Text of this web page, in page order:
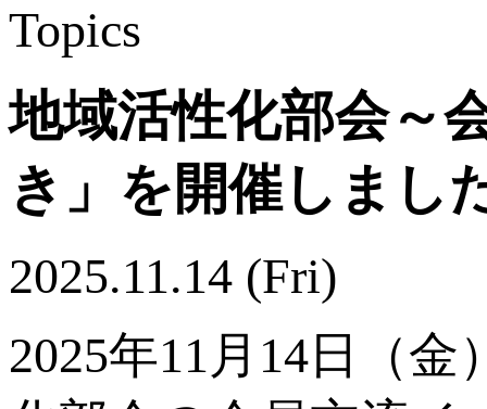
Topics
地域活性化部会～
き」を開催しまし
2025.11.14 (Fri)
2025年11月14日（